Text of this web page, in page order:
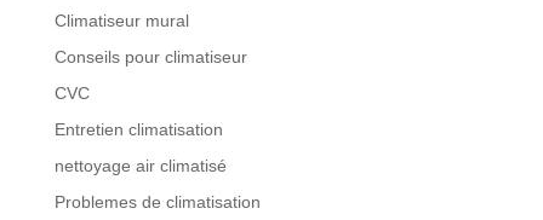
Climatiseur mural
Conseils pour climatiseur
CVC
Entretien climatisation
nettoyage air climatisé
Problemes de climatisation